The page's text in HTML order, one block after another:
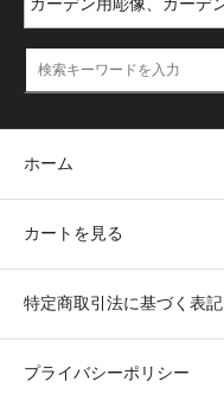
ホーム
カートを見る
特定商取引法に基づく表記
プライバシーポリシー